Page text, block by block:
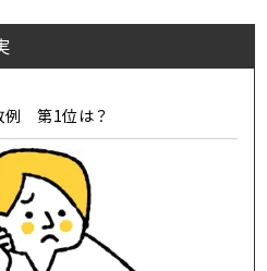
例 第1位は？